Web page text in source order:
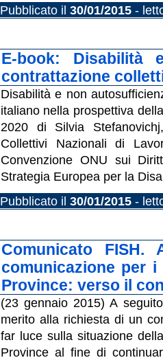
Pubblicato il 30/01/2015-
E-book: Disabilità
contrattazione
Disabilità e non
italiano nella prospettiva
2020 di Silvia
Collettivi Nazionali di
Convenzione ONU sui
Strategia Europea per la
Pubblicato il 30/01/2015-
Comunicato FISH.
comunicazione per
Province: verso il
(23 gennaio 2015) A
merito alla richiesta di un
far luce sulla situazione
Province al fine di